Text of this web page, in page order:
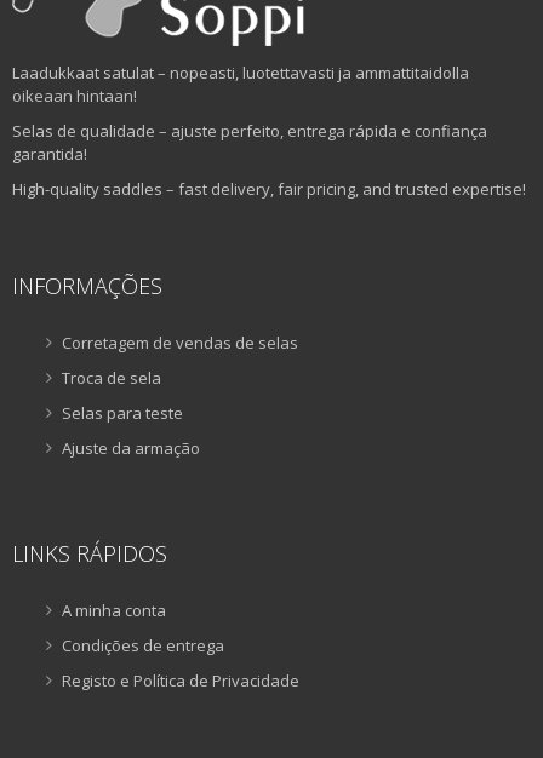
Laadukkaat satulat – nopeasti, luotettavasti ja ammattitaidolla
oikeaan hintaan!
Selas de qualidade – ajuste perfeito, entrega rápida e confiança
garantida!
High-quality saddles – fast delivery, fair pricing, and trusted expertise!
INFORMAÇÕES
Corretagem de vendas de selas
Troca de sela
Selas para teste
Ajuste da armação
LINKS RÁPIDOS
A minha conta
Condições de entrega
Registo e Política de Privacidade